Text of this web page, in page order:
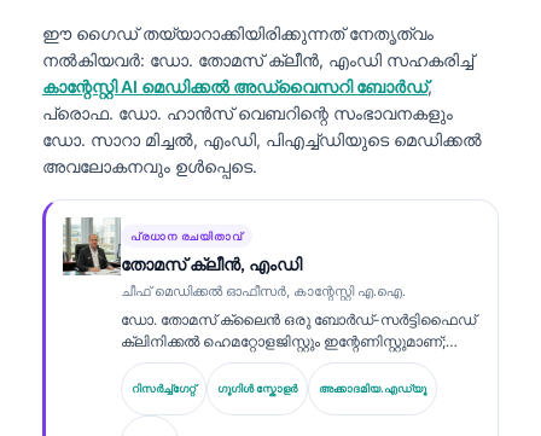
ഈ ഗൈഡ് തയ്യാറാക്കിയിരിക്കുന്നത് നേതൃത്വം
നൽകിയവർ: ഡോ. തോമസ് ക്ലീൻ, എംഡി സഹകരിച്ച്
കാന്റേസ്റ്റി AI മെഡിക്കൽ അഡ്വൈസറി ബോർഡ്,
പ്രൊഫ. ഡോ. ഹാൻസ് വെബറിന്റെ സംഭാവനകളും
ഡോ. സാറാ മിച്ചൽ, എംഡി, പിഎച്ച്ഡിയുടെ മെഡിക്കൽ
അവലോകനവും ഉൾപ്പെടെ.
പ്രധാന രചയിതാവ്
തോമസ് ക്ലീൻ, എംഡി
ചീഫ് മെഡിക്കൽ ഓഫീസർ, കാന്റേസ്റ്റി എ.ഐ.
ഡോ. തോമസ് ക്ലൈൻ ഒരു ബോർഡ്-സർട്ടിഫൈഡ്
ക്ലിനിക്കൽ ഹെമറ്റോളജിസ്റ്റും ഇന്റേണിസ്റ്റുമാണ്;
ലബോറട്ടറി മെഡിസിനിൽ 15 വർഷത്തിലധികം
അനുഭവവും AI സഹായത്തോടെ ക്ലിനിക്കൽ
വിശകലനത്തിൽ വിദഗ്ധതയും അദ്ദേഹത്തിനുണ്ട്.
Kantesti AI-യിലെ ചീഫ് മെഡിക്കൽ ഓഫീസറായി,
റിസർച്ച്ഗേറ്റ് ഗൂഗിൾ സ്കോളർ അക്കാദമിയ.എഡ്യൂ